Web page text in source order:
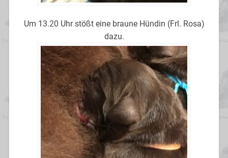
Um 13.20 Uhr stößt eine braune Hündin (Frl. Rosa)
dazu.